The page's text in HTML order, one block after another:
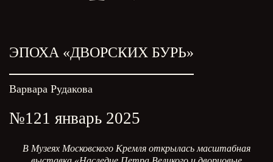
ЭПОХА «ДВОРСКИХ БУРЬ»
№121 январь 2025
Варвара Рудакова
В Музеях Московского Кремля открылась масштабная